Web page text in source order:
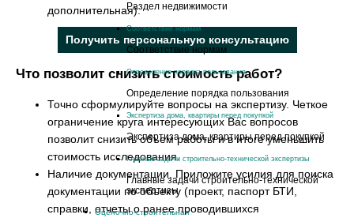
Раздел недвижимости
Соответствие нормам
Соответствие нормам
Определение порядка пользования
Определение порядка пользования
Экспертиза дома, квартиры перед покупкой
Экспертиза дома, квартиры перед покупкой
Главные задачи строительно-технической экспертизы
Главные задачи строительно-технической
экспертизы
Оценочно-строительная
дополнительная).
Получить персональную консультацию
Что позволит снизить стоимость работ?
Точно сформулируйте вопросы на экспертизу. Четкое
ограничение круга интересующих Вас вопросов
позволит снизить объем работы и в итоге уменьшить
стоимость исследования.
Наличие документации. Приложите усилия для поиска
документации по объекту (проект, паспорт БТИ,
справки, отчеты о ранее проводившихся